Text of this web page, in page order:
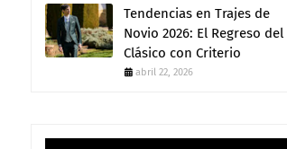
Tendencias en Trajes de
Novio 2026: El Regreso del
Clásico con Criterio
abril 22, 2026